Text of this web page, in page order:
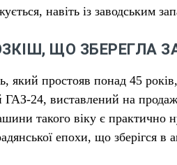
навіть із заводським
ЩО ЗБЕРЕГЛА
який простояв понад 45
24, виставлений на
такого віку є практично
епохи, що зберігся в